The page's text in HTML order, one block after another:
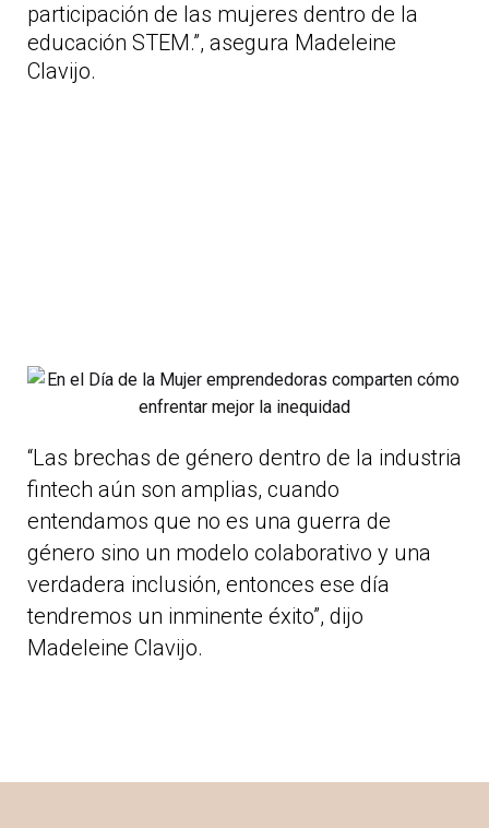
participación de las mujeres dentro de la
educación STEM.”, asegura Madeleine
Clavijo.
“Las brechas de género dentro de la industria
fintech aún son amplias, cuando
entendamos que no es una guerra de
género sino un modelo colaborativo y una
verdadera inclusión, entonces ese día
tendremos un inminente éxito”, dijo
Madeleine Clavijo.